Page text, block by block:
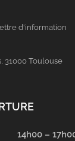
d'information
31000 Toulouse
14h00 –